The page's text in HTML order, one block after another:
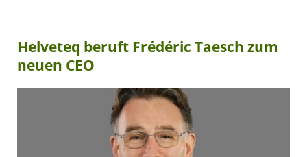
Helveteq beruft Frédéric Taesch zum
neuen CEO